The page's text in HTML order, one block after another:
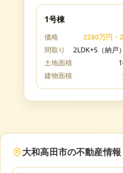
1号棟
価格
2280万円・
間取り
2LDK+S（納戸
土地面積
建物面積
大和高田市の不動産情報